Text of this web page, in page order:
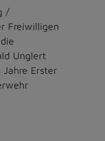
/
Freiwilligen
Unglert
Erster